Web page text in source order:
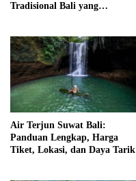
Tradisional Bali yang
Air Terjun Suwat Bali:
Panduan Lengkap, Harga
Tiket, Lokasi, dan Daya Tarik